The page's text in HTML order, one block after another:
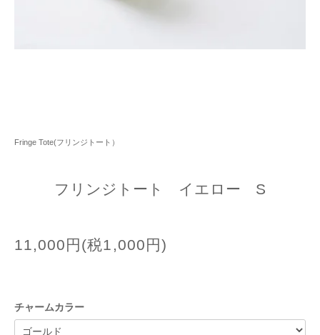
Fringe Tote(フリンジトート）
フリンジトート イエロー S
11,000円(税1,000円)
チャームカラー